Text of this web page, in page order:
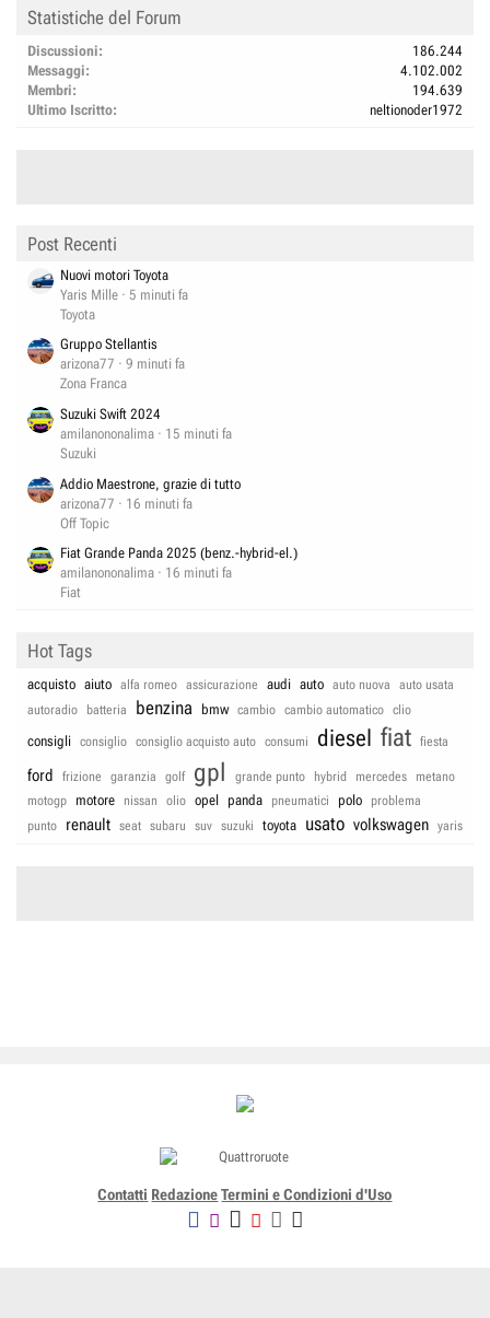
Statistiche del Forum
Discussioni
186.244
Messaggi
4.102.002
Membri
194.639
Ultimo Iscritto
neltionoder1972
Post Recenti
Nuovi motori Toyota
Yaris Mille
5 minuti fa
Toyota
Gruppo Stellantis
arizona77
9 minuti fa
Zona Franca
Suzuki Swift 2024
amilanononalima
15 minuti fa
Suzuki
Addio Maestrone, grazie di tutto
arizona77
16 minuti fa
Off Topic
Fiat Grande Panda 2025 (benz.-hybrid-el.)
amilanononalima
16 minuti fa
Fiat
Hot Tags
acquisto aiuto alfa romeo assicurazione audi auto auto nuova
auto usata
autoradio
batteria benzina bmw cambio cambio automatico clio
consigli consiglio consiglio acquisto auto consumi diesel fiat fiesta
ford frizione garanzia golf gpl grande punto hybrid mercedes
metano
motogp
motore nissan olio opel panda pneumatici polo
problema
punto
renault seat subaru suv suzuki toyota usato volkswagen yaris
Contatti Redazione Termini e Condizioni d'Uso